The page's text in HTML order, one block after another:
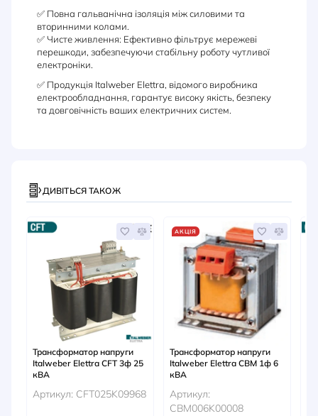
✅ Повна гальванічна ізоляція між силовими та
вторинними колами.
✅ Чисте живлення: Ефективно фільтрує мережеві
перешкоди, забезпечуючи стабільну роботу чутливої
електроніки.
✅ Продукція Italweber Elettra, відомого виробника
електрообладнання, гарантує високу якість, безпеку
та довговічність ваших електричних систем.
ДИВІТЬСЯ ТАКОЖ
Трансформатор напруги
Italweber Elettra CFT 3ф 25
кВА
Артикул: CFT025K09968
АКЦІЯ
Трансформатор напруги
Italweber Elettra CBM 1ф 6
кВА
Артикул:
CBM006K00008